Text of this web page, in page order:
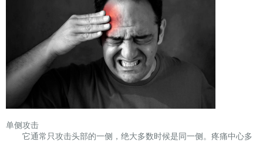
单侧攻击
它通常只攻击头部的一侧，绝大多数时候是同一侧。疼痛中心多